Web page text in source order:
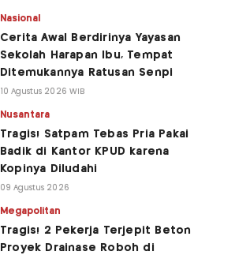
Nasional
Cerita Awal Berdirinya Yayasan
Sekolah Harapan Ibu, Tempat
Ditemukannya Ratusan Senpi
10 Agustus 2026 WIB
Nusantara
Tragis! Satpam Tebas Pria Pakai
Badik di Kantor KPUD karena
Kopinya Diludahi
09 Agustus 2026
Megapolitan
Tragis! 2 Pekerja Terjepit Beton
Proyek Drainase Roboh di